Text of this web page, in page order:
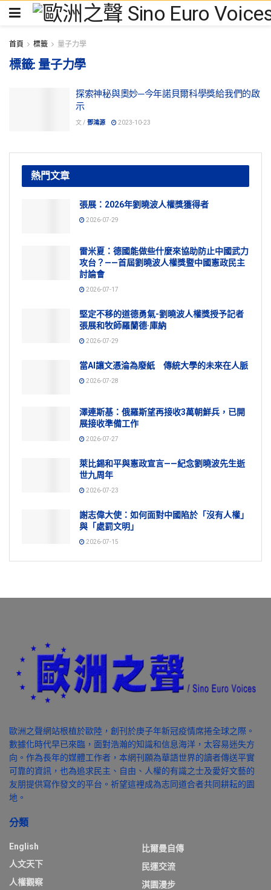
首頁 標籤 量子力學
標籤: 量子力學
探索神秘與奧妙─今年諾貝爾科學獎給我們的啟
示
文 / 鄧鴻源 2023-10-23
熱門文章
張展：2026年劉曉波人權獎獲得者
2026-07-29
雷米夏：德國能做些什麼來協助防止中國武力
攻台？——首屆劉曉波人權獎暨中國憲政民主
討論會
2026-07-17
堅定不移的道德勇氣-劉曉波人權獎授予記者
張展和牧師羅蘭德·庫納
2026-07-29
當AI讓文憑淪為廢紙 傳統大學的未來在人脈
2026-07-28
澤連斯基：俄羅斯望再接收3萬朝鮮兵，已開
展接收準備工作
2026-07-27
萊比錫和平與憲政宣言——紀念劉曉波先生逝
世九周年
2026-07-23
謝志偉大使：如何面對中國陷於「沒有人權」
與「處罰文明」
2026-07-15
歐洲之聲網站根植於歐陸，創刊於庚子年新冠疫情席捲全球之際。
數據化時代早已來臨，面對浩瀚的知識和信息海洋，太容易迷失方
向。作為長年的媒體工作者，本網刊願為華語世界的讀者傳送平實
可靠的資訊，也為追求民主、自由、人權的有識之士及愛好文藝的
友朋提供寫作發文的平台。祈望這裡成為志同道合者共同耕耘的園
地。
分類
English
人文天下
人權觀察
比爾曼自傳
民運交流
淇園漫步